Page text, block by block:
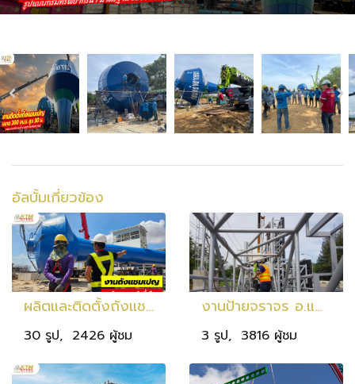
อัลบั้มเกี่ยวข้อง
ผลิตและติดตั้งถังแชมเปญ ขนาด 120 ลบ.ม. สูง 30 ม.
30 รูป, 2426 ผู้ชม
งานป้ายจราจร อ.แก่งคอย จ.สระบุรี
3 รูป, 3816 ผู้ชม